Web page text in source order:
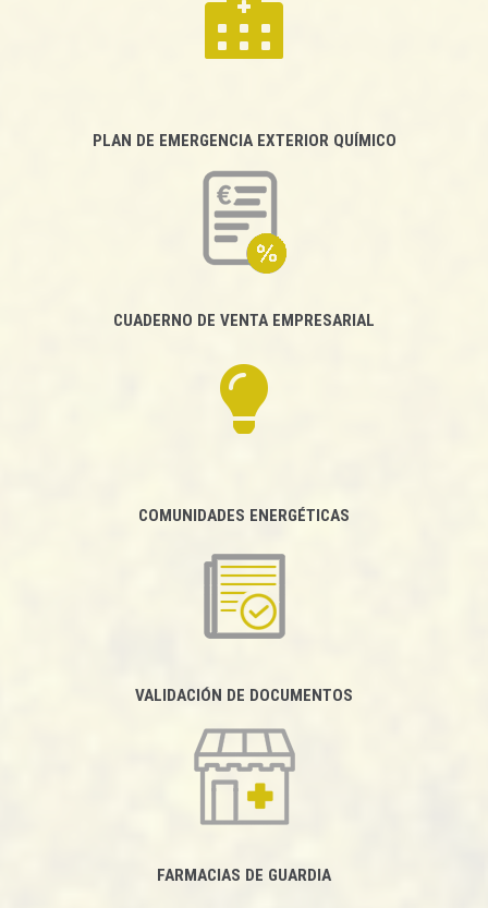
PLAN DE EMERGENCIA EXTERIOR QUÍMICO
CUADERNO DE VENTA EMPRESARIAL
COMUNIDADES ENERGÉTICAS
VALIDACIÓN DE DOCUMENTOS
FARMACIAS DE GUARDIA